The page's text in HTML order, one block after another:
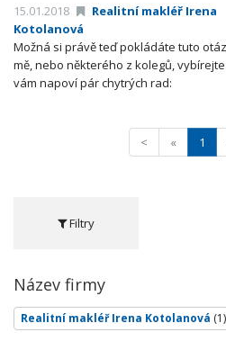
15.01.2018
Realitní makléř Irena
Kotolanová
Možná si právě teď pokládáte tuto
mě, nebo některého z kolegů,
vám napoví pár chytrých rad:
< « 1
Filtry
Název firmy
Realitní makléř Irena Kotolanová (1)